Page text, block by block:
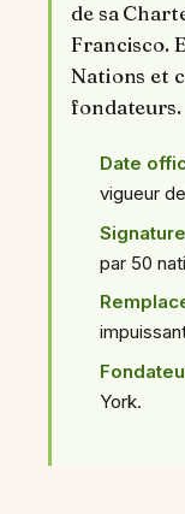
de sa
Francisco.
Nations et
fondateurs.
Date
vigueur
Signature
par 50
York.